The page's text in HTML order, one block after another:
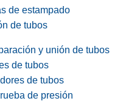
de estampado
de tubos
y unión de tubos
de tubos
de tubos
de presión